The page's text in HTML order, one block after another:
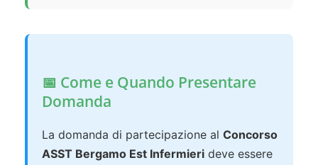
📅 Come e Quando Presentare
Domanda
La domanda di partecipazione al Concorso
ASST Bergamo Est Infermieri deve essere